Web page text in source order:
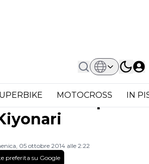
MOTOCROSS IN
BSB Silverstone Qualifiche: Seconda
seconda pole
05 ottobre 2014 alle 2:22
preferita su Google